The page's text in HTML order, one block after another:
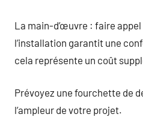
La main-d’œuvre : faire
l’installation garantit une
cela représente un coût
Prévoyez une fourchette de
l’ampleur de votre projet.